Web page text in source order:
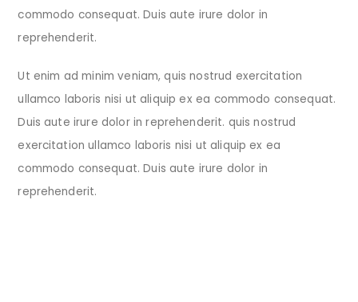
commodo consequat. Duis aute irure dolor in
reprehenderit.
Ut enim ad minim veniam, quis nostrud exercitation
ullamco laboris nisi ut aliquip ex ea commodo consequat.
Duis aute irure dolor in reprehenderit. quis nostrud
exercitation ullamco laboris nisi ut aliquip ex ea
commodo consequat. Duis aute irure dolor in
reprehenderit.